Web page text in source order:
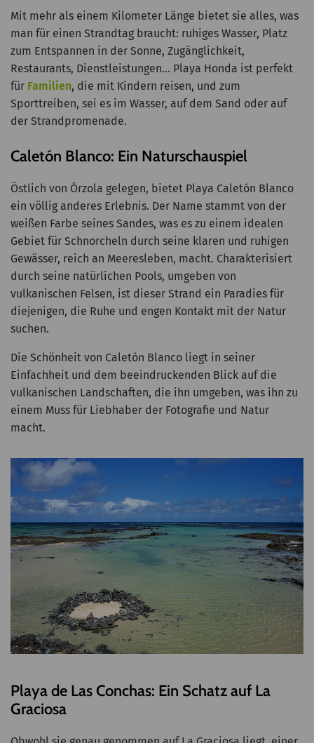
Mit mehr als einem Kilometer Länge bietet sie alles, was
man für einen Strandtag braucht: ruhiges Wasser, Platz
zum Entspannen in der Sonne, Zugänglichkeit,
Restaurants, Dienstleistungen... Playa Honda ist perfekt
für Familien, die mit Kindern reisen, und zum
Sporttreiben, sei es im Wasser, auf dem Sand oder auf
der Strandpromenade.
Caletón Blanco: Ein Naturschauspiel
Östlich von Órzola gelegen, bietet Playa Caletón Blanco
ein völlig anderes Erlebnis. Der Name stammt von der
weißen Farbe seines Sandes, was es zu einem idealen
Gebiet für Schnorcheln durch seine klaren und ruhigen
Gewässer, reich an Meeresleben, macht. Charakterisiert
durch seine natürlichen Pools, umgeben von
vulkanischen Felsen, ist dieser Strand ein Paradies für
diejenigen, die Ruhe und engen Kontakt mit der Natur
suchen.
Die Schönheit von Caletón Blanco liegt in seiner
Einfachheit und dem beeindruckenden Blick auf die
vulkanischen Landschaften, die ihn umgeben, was ihn zu
einem Muss für Liebhaber der Fotografie und Natur
macht.
Playa de Las Conchas: Ein Schatz auf La
Graciosa